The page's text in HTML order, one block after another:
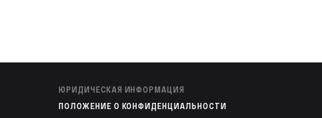
ЮРИДИЧЕСКАЯ ИНФОРМАЦИЯ
ПОЛОЖЕНИЕ О КОНФИДЕНЦИАЛЬНОСТИ